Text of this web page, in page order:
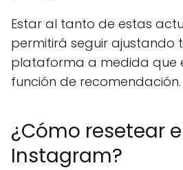
Estar al tanto de estas
permitirá seguir ajustando
plataforma a medida que
función de recomendación.
¿Cómo resetear
Instagram?